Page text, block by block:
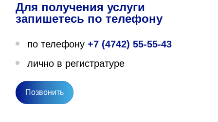
О нас
Направления деятельности
Для получения услуги
запишетесь по телефону
по телефону +7 (4742) 55-55-43
лично в регистратуре
Позвонить